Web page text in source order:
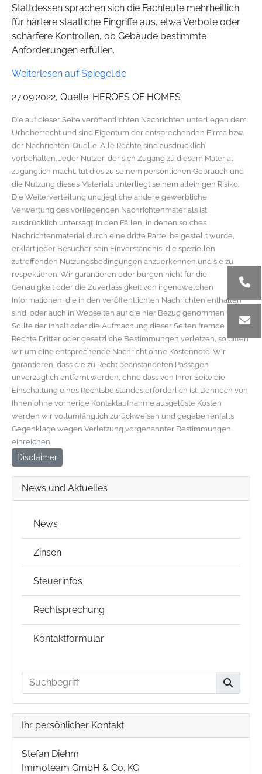
Stattdessen sprachen sich die Fachleute mehrheitlich
für härtere staatliche Eingriffe aus, etwa Verbote oder
schärfere Kontrollen, ob Gebäude bestimmte
Anforderungen erfüllen.
Weiterlesen auf Spiegel.de
27.09.2022, Quelle: HEROES OF HOMES
Die auf dieser Seite veröffentlichten Nachrichten unterliegen dem
Urheberrecht und sind Eigentum der entsprechenden Firma bzw.
der Nachrichten-Quelle. Alle Rechte sind ausdrücklich
vorbehalten. Jeder Nutzer, der sich Zugang zu diesem Material
zugänglich macht, tut dies zu seinem persönlichen Gebrauch und
die Nutzung dieses Materials unterliegt seinem alleinigen Risiko.
Die Weiterverteilung und jegliche andere gewerbliche
Verwertung des vorliegenden Nachrichtenmaterials ist
ausdrücklich untersagt. In den Fällen, in denen solches
Nachrichtenmaterial durch eine dritte Partei beigestellt wurde,
erklärt jeder Besucher sein Einverständnis, die speziellen
zutreffenden Nutzungsbedingungen anzuerkennen und sie zu
respektieren. Wir garantieren oder bürgen nicht für die
Genauigkeit oder die Zuverlässigkeit von irgendwelchen
Informationen, die in den veröffentlichten Nachrichten enthalten
sind, oder auch in Webseiten auf die hier Bezug genommen wird.
Sollte der Inhalt oder die Aufmachung dieser Seiten fremde
Rechte Dritter oder gesetzliche Bestimmungen verletzen, so bitten
wir um eine entsprechende Nachricht ohne Kostennote. Wir
garantieren, dass die zu Recht beanstandeten Passagen
unverzüglich entfernt werden, ohne dass von Ihrer Seite die
Einschaltung eines Rechtsbeistandes erforderlich ist. Dennoch von
Ihnen ohne vorherige Kontaktaufnahme ausgelöste Kosten
werden wir vollumfänglich zurückweisen und gegebenenfalls
Gegenklage wegen Verletzung vorgenannter Bestimmungen
einreichen.
Disclaimer
News und Aktuelles
News
Zinsen
Steuerinfos
Rechtsprechung
Kontaktformular
Ihr persönlicher Kontakt
Stefan Diehm
Immoteam GmbH & Co. KG